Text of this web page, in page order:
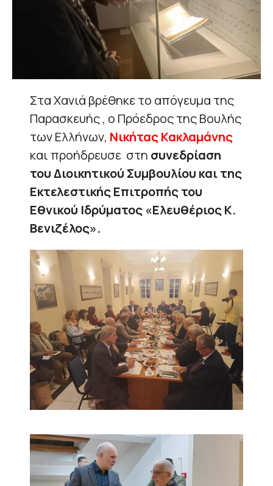
Στα Χανιά βρέθηκε το απόγευμα της
Παρασκευής , ο Πρόεδρος της Βουλής
των Ελλήνων, Νικήτας Κακλαμάνης
και προήδρευσε στη συνεδρίαση
του Διοικητικού Συμβουλίου και της
Εκτελεστικής Επιτροπήςτου
Εθνικού Ιδρύματος «Ελευθέριος Κ.
Βενιζέλος».